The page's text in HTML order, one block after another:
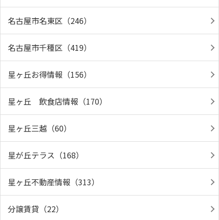
名古屋市名東区（246）
名古屋市千種区（419）
星ヶ丘お得情報（156）
星ヶ丘 飲食店情報（170）
星ヶ丘三越（60）
星が丘テラス（168）
星ヶ丘不動産情報（313）
分譲賃貸（22）